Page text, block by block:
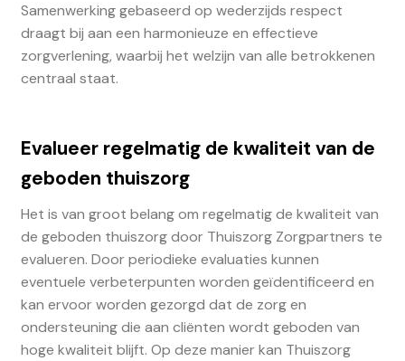
Samenwerking gebaseerd op wederzijds respect
draagt bij aan een harmonieuze en effectieve
zorgverlening, waarbij het welzijn van alle betrokkenen
centraal staat.
Evalueer regelmatig de kwaliteit van de
geboden thuiszorg
Het is van groot belang om regelmatig de kwaliteit van
de geboden thuiszorg door Thuiszorg Zorgpartners te
evalueren. Door periodieke evaluaties kunnen
eventuele verbeterpunten worden geïdentificeerd en
kan ervoor worden gezorgd dat de zorg en
ondersteuning die aan cliënten wordt geboden van
hoge kwaliteit blijft. Op deze manier kan Thuiszorg